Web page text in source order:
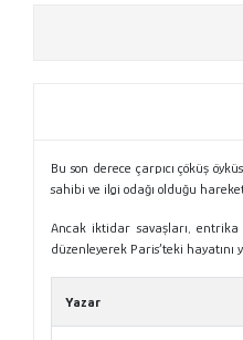
Bu son derece çarpıcı çöküş
sahibi ve ilgi odağı olduğu
Ancak iktidar savaşları,
düzenleyerek Paris’teki
Yazar